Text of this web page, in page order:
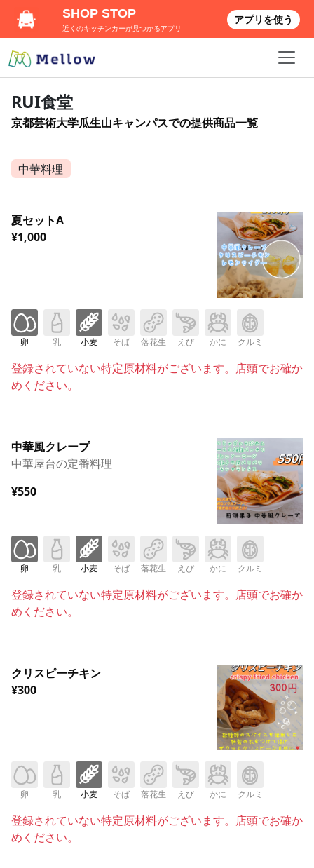
RUI食堂
京都芸術大学瓜生山キャンパスでの提供商品一覧
中華料理
夏セットA
¥1,000
卵 乳 小麦 そば 落花生 えび かに クルミ
登録されていない特定原材料がございます。店頭でお確か
めください。
中華風クレープ
中華屋台の定番料理
¥550
卵 乳 小麦 そば 落花生 えび かに クルミ
登録されていない特定原材料がございます。店頭でお確か
めください。
クリスピーチキン
¥300
卵 乳 小麦 そば 落花生 えび かに クルミ
登録されていない特定原材料がございます。店頭でお確か
めください。
SHOP STOP
近くのキッチンカーが見つかるアプリ
アプリを使う